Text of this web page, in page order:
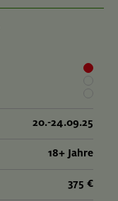
20.-24.09.25
18+ Jahre
375 €